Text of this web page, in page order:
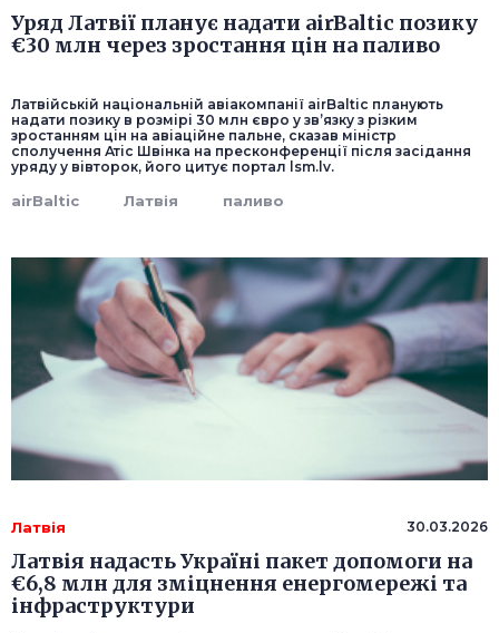
Уряд Латвії планує надати airBaltic позику
€30 млн через зростання цін на паливо
Латвійській національній авіакомпанії airBaltic планують
надати позику в розмірі 30 млн євро у зв’язку з різким
зростанням цін на авіаційне пальне, сказав міністр
сполучення Атіс Швінка на пресконференції після засідання
уряду у вівторок, його цитує портал lsm.lv.
airBaltic Латвія паливо
Латвія 30.03.2026
Латвія надасть Україні пакет допомоги на
€6,8 млн для зміцнення енергомережі та
інфраструктури